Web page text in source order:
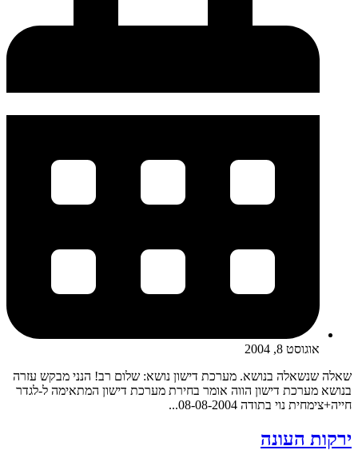
אוגוסט 8, 2004
שאלה שנשאלה בנושא. מערכת דישון נושא: שלום רב! הנני מבקש עזרה
בנושא מערכת דישון הווה אומר בחירת מערכת דישון המתאימה ל-לגדר
חייה+צימחית נוי בתודה 08-08-2004...
ירקות העונה